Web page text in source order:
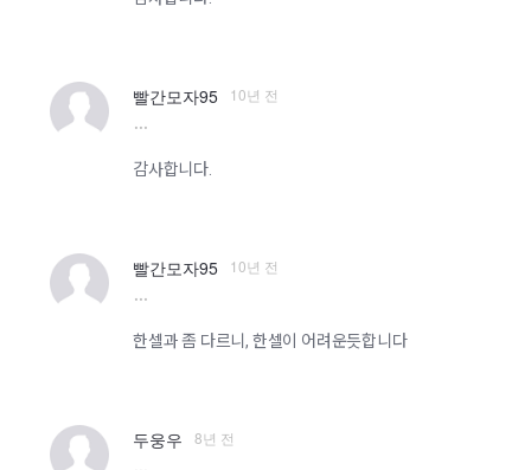
빨간모자95 10년 전
감사합니다.
빨간모자95 10년 전
한셀과 좀 다르니, 한셀이 어려운듯합니다
두웅우 8년 전